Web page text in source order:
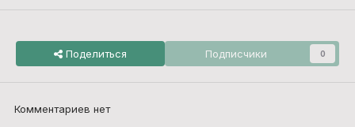
Поделиться Подписчики 0
Комментариев нет